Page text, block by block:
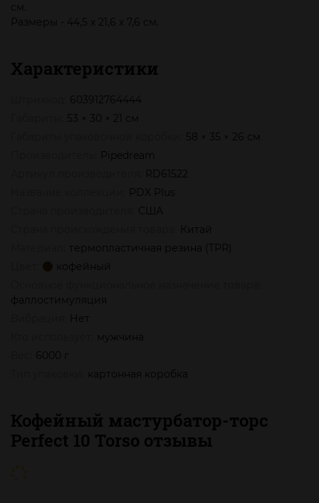
см.
Размеры - 44,5 х 21,6 х 7,6 см.
Характеристики
603912764444
53 × 30 × 21 см
58 × 35 × 26 см
Pipedream
RD61522
PDX Plus
США
Китай
термопластичная резина (TPR)
кофейный
фаллостимуляция
Нет
мужчина
6000 г
картонная коробка
Кофейный мастурбатор-торс
Perfect 10 Torso отзывы